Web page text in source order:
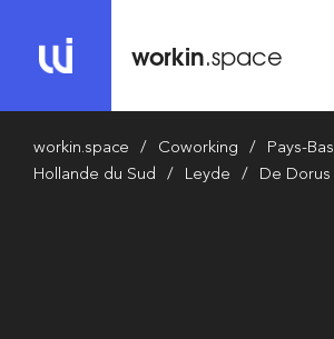
workin.space
workin.space Coworking
Pays-Bas
Hollande du Sud
Leyde De Dorus